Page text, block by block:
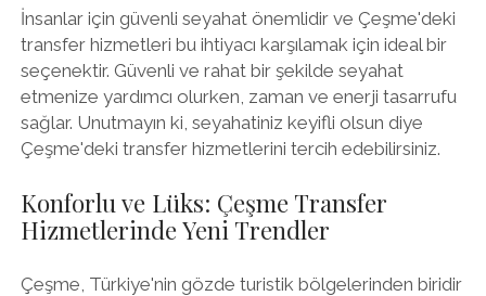
İnsanlar için güvenli seyahat önemlidir ve Çeşme'deki
transfer hizmetleri bu ihtiyacı karşılamak için ideal bir
seçenektir. Güvenli ve rahat bir şekilde seyahat
etmenize yardımcı olurken, zaman ve enerji tasarrufu
sağlar. Unutmayın ki, seyahatiniz keyifli olsun diye
Çeşme'deki transfer hizmetlerini tercih edebilirsiniz.
Konforlu ve Lüks: Çeşme Transfer
Hizmetlerinde Yeni Trendler
Çeşme, Türkiye'nin gözde turistik bölgelerinden biridir